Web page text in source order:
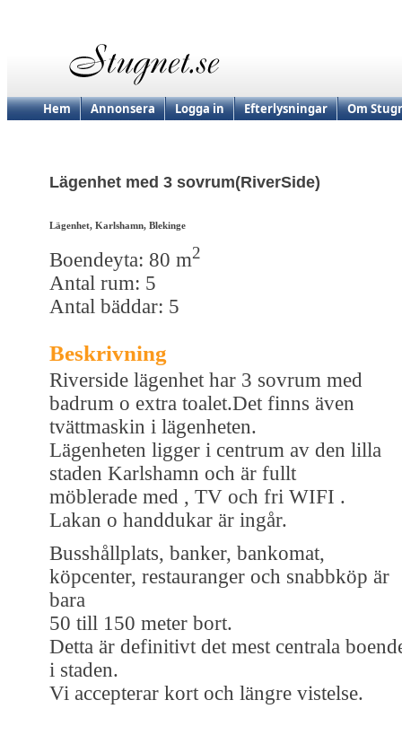
Hem Annonsera Logga in Efterlysningar Om
Lägenhet med 3 sovrum(RiverSide)
Lägenhet, Karlshamn, Blekinge
Boendeyta: 80 m2
Antal rum: 5
Antal bäddar: 5
Beskrivning
Riverside lägenhet har 3 sovrum med
badrum o extra toalet.Det finns även
tvättmaskin i lägenheten.
Lägenheten ligger i centrum av den lilla
staden Karlshamn och är fullt
möblerade med , TV och fri WIFI .
Lakan o handdukar är ingår.
Busshållplats, banker, bankomat,
köpcenter, restauranger och snabbköp är
bara
50 till 150 meter bort.
Detta är definitivt det mest centrala
i staden.
Vi accepterar kort och längre vistelse.